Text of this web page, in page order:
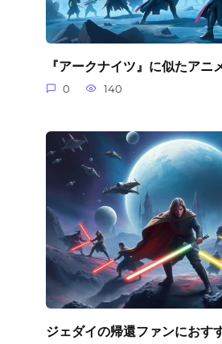
『アークナイツ』に似たアニ
0 140
ジェダイの帰還ファンにおす